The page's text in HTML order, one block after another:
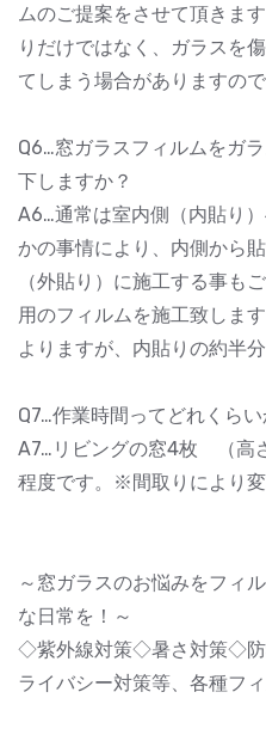
ムのご提案をさせて頂きま
りだけではなく、ガラスを
てしまう場合がありますの
Q6…窓ガラスフィルムをガ
下しますか？
A6…通常は室内側（内貼り
かの事情により、内側から
（外貼り）に施工する事も
用のフィルムを施工致しま
よりますが、内貼りの約半
Q7…作業時間ってどれくらい
A7…リビングの窓4枚 （高
程度です。※間取りにより変
～窓ガラスのお悩みをフィ
な日常を！～
◇紫外線対策◇暑さ対策◇
ライバシー対策等、各種フ